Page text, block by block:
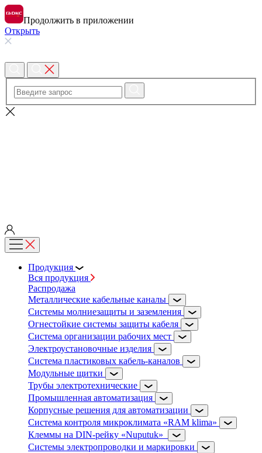
Продолжить в приложении
Открыть
Продукция
Вся продукция
Распродажа
Металлические кабельные каналы
Системы молниезащиты и заземления
Огнестойкие системы защиты кабеля
Система организации рабочих мест
Электроустановочные изделия
Система пластиковых кабель-каналов
Модульные щитки
Трубы электротехнические
Промышленная автоматизация
Корпусные решения для автоматизации
Система контроля микроклимата «RAM klima»
Клеммы на DIN-рейку «Nuputuk»
Системы электропроводки и маркировки